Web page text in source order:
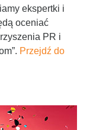
ekspertki i
oceniać
PR i
Przejdź do